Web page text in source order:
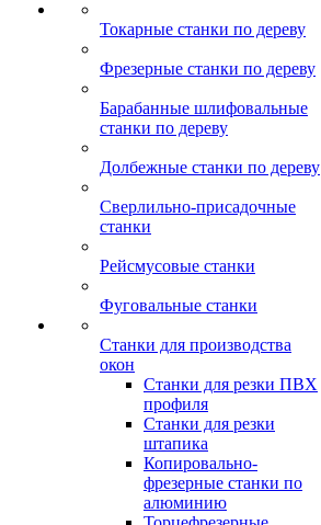
Токарные станки по дереву
Фрезерные станки по дереву
Барабанные шлифовальные
станки по дереву
Долбежные станки по дереву
Сверлильно-присадочные
станки
Рейсмусовые станки
Фуговальные станки
Станки для производства
окон
Станки для резки ПВХ
профиля
Станки для резки
штапика
Копировально-
фрезерные станки по
алюминию